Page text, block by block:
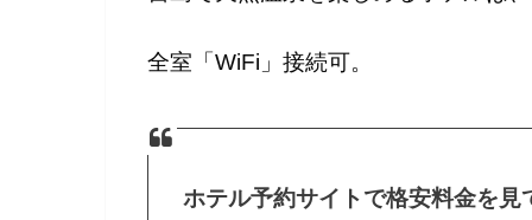
全室「WiFi」接続可。
ホテル予約サイトで格安料金を見